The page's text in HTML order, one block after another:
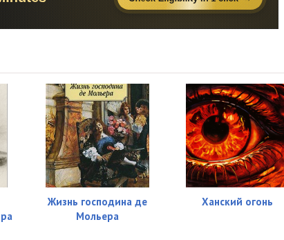
Жизнь господина де
Мольера
Ханский огонь